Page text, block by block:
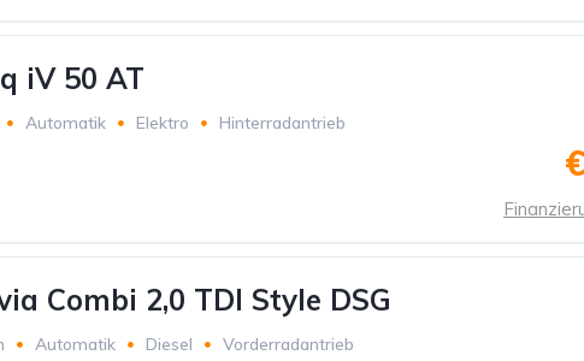
iV 50 AT
Automatik Elektro Hinterradantrieb
Combi 2,0 TDI Style DSG
Automatik Diesel Vorderradantrieb